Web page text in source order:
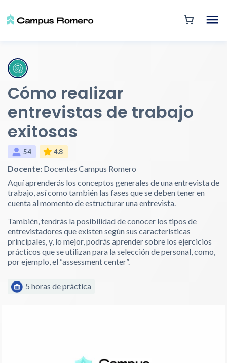
Cómo realizar
entrevistas de trabajo
exitosas
54 4.8
Docente: Docentes Campus Romero
Aquí aprenderás los conceptos generales de una entrevista de
trabajo, así como también las fases que se deben tener en
cuenta al momento de estructurar una entrevista.
También, tendrás la posibilidad de conocer los tipos de
entrevistadores que existen según sus características
principales, y, lo mejor, podrás aprender sobre los ejercicios
prácticos que se utilizan para la selección de personal, como,
por ejemplo, el “assessment center”.
5 horas de práctica